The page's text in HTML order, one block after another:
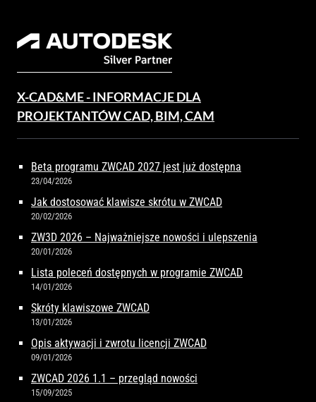
X-CAD&ME - INFORMACJE DLA
PROJEKTANTÓW CAD, BIM, CAM
Beta programu ZWCAD 2027 jest już dostępna
23/04/2026
Jak dostosować klawisze skrótu w ZWCAD
20/02/2026
ZW3D 2026 – Najważniejsze nowości i ulepszenia
20/01/2026
Lista poleceń dostępnych w programie ZWCAD
14/01/2026
Skróty klawiszowe ZWCAD
13/01/2026
Opis aktywacji i zwrotu licencji ZWCAD
09/01/2026
ZWCAD 2026 1.1 – przegląd nowości
15/09/2025